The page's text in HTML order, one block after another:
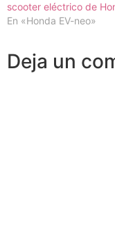
scooter eléctrico de
En «Honda EV-neo»
Deja un